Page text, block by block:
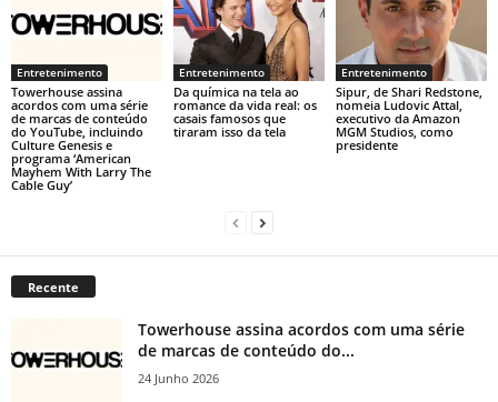
Entretenimento
Towerhouse assina
acordos com uma série
de marcas de conteúdo
do YouTube, incluindo
Culture Genesis e
programa ‘American
Mayhem With Larry The
Cable Guy’
Entretenimento
Da química na tela ao
romance da vida real: os
casais famosos que
tiraram isso da tela
Entretenimento
Sipur, de Shari Redstone,
nomeia Ludovic Attal,
executivo da Amazon
MGM Studios, como
presidente
Recente
Towerhouse assina acordos com uma série
de marcas de conteúdo do...
24 Junho 2026